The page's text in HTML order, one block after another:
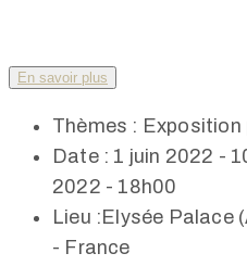
En savoir plus
Thèmes : Exposition
Date : 1 juin 2022 -
2022 - 18h00
Lieu : Elysée Palace
- France